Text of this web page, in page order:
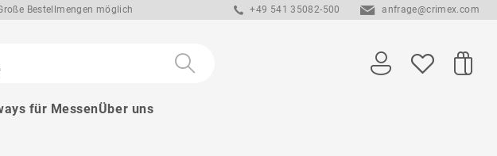
Bestellmengen möglich +49 541 35082-500 anfrage@crimex.com
für MessenÜber uns